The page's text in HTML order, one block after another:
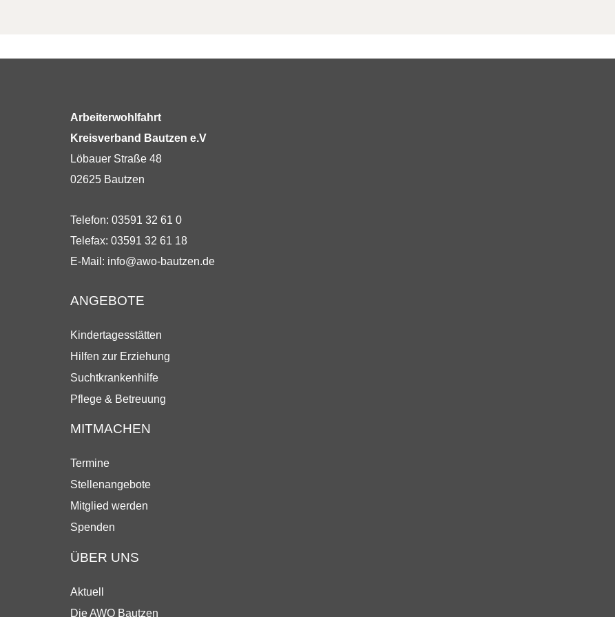
Arbeiterwohlfahrt
Kreisverband Bautzen e.V
Löbauer Straße 48
02625 Bautzen
Telefon: 03591 32 61 0
Telefax: 03591 32 61 18
E-Mail: info@awo-bautzen.de
ANGEBOTE
Kindertagesstätten
Hilfen zur Erziehung
Suchtkrankenhilfe
Pflege & Betreuung
MITMACHEN
Termine
Stellenangebote
Mitglied werden
Spenden
ÜBER UNS
Aktuell
Die AWO Bautzen